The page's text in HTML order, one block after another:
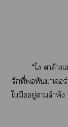
“ไ าค้า
รักที่หันาเ
ใมืออยู่าลำพั